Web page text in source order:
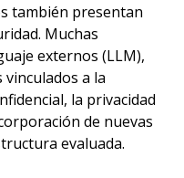
también presentan
Muchas
externos (LLM),
a la
la privacidad
de nuevas
evaluada.